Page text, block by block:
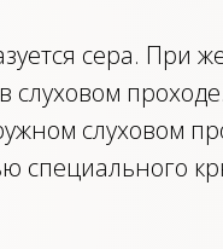
сера. При
слуховом
слуховом
специального